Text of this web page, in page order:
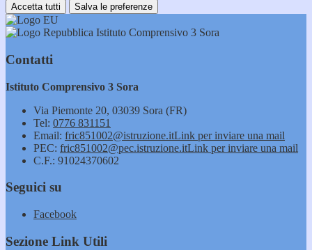
Accetta tutti Salva le preferenze
Istituto Comprensivo 3 Sora
Contatti
Istituto Comprensivo 3 Sora
Via Piemonte 20, 03039 Sora (FR)
Tel: 0776 831151
Email: fric851002@istruzione.itLink per inviare una mail
PEC: fric851002@pec.istruzione.itLink per inviare una mail
C.F.: 91024370602
Seguici su
Facebook
Sezione Link Utili